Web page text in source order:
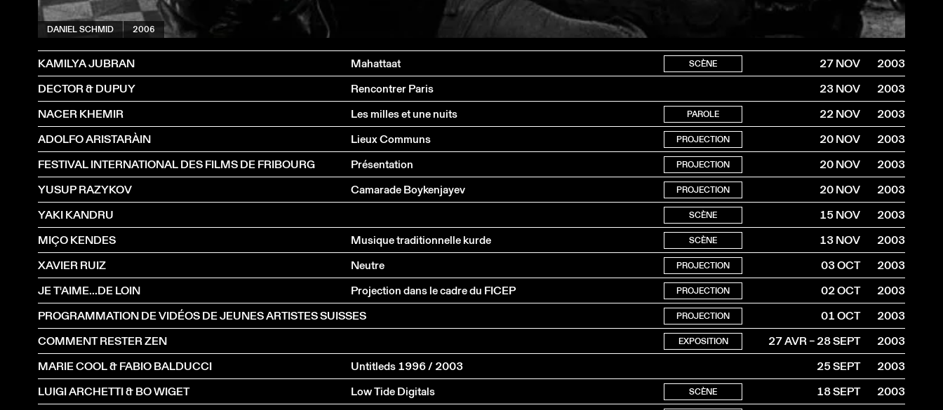
DANIEL SCHMID 2006
KAMILYA JUBRAN Mahattaat SCÈNE 27 NOV
2003
DECTOR & DUPUY
Rencontrer Paris 23 NOV
2003
NACER KHEMIR
Les milles et une nuits PAROLE 22 NOV
2003
ADOLFO ARISTARÀIN
Lieux Communs PROJECTION 20 NOV
2003
FESTIVAL INTERNATIONAL DES FILMS DE FRIBOURG
Présentation PROJECTION 20 NOV
2003
YUSUP RAZYKOV
Camarade Boykenjayev PROJECTION 20 NOV
2003
YAKI KANDRU
SCÈNE 15 NOV
2003
MIÇO KENDES
Musique traditionnelle kurde SCÈNE 13 NOV
2003
XAVIER RUIZ
Neutre PROJECTION 03 OCT
2003
JE T'AIME...DE LOIN
Projection dans le cadre du FICEP PROJECTION 02 OCT
2003
PROGRAMMATION DE VIDÉOS DE JEUNES ARTISTES SUISSES
PROJECTION 01 OCT
2003
COMMENT RESTER ZEN
EXPOSITION 27 AVR – 28 SEPT
2003
MARIE COOL & FABIO BALDUCCI
Untitleds 1996 / 2003 25 SEPT
2003
LUIGI ARCHETTI & BO WIGET
Low Tide Digitals SCÈNE 18 SEPT
2003